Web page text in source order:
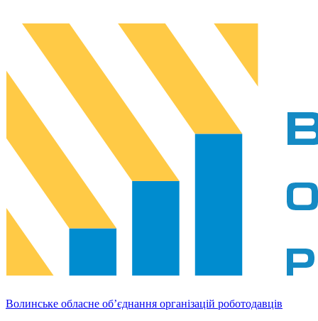
Волинське обласне об’єднання організацій роботодавців